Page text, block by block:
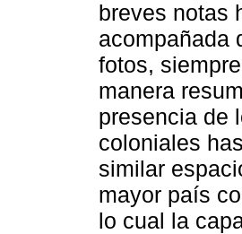
breves notas
acompañada
fotos,
manera
presencia de
coloniales
similar
mayor país
lo cual la